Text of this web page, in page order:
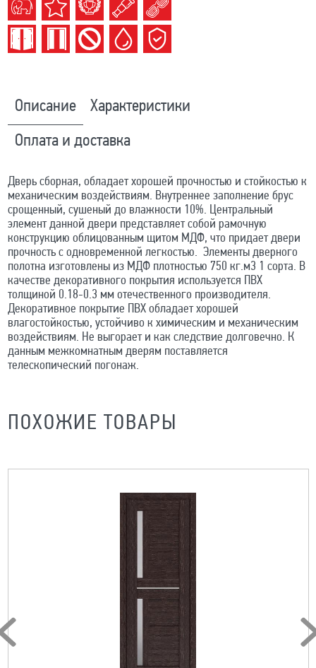
Описание Характеристики
Оплата и доставка
Дверь сборная, обладает хорошей прочностью и стойкостью к
механическим воздействиям. Внутреннее заполнение брус
срощенный, сушеный до влажности 10%. Центральный
элемент данной двери представляет собой рамочную
конструкцию облицованным щитом МДФ, что придает двери
прочность с одновременной легкостью. Элементы дверного
полотна изготовлены из МДФ плотностью 750 кг.м3 1 сорта. В
качестве декоративного покрытия используется ПВХ
толщиной 0.18-0.3 мм отечественного производителя.
Декоративное покрытие ПВХ обладает хорошей
влагостойкостью, устойчиво к химическим и механическим
воздействиям. Не выгорает и как следствие долговечно. К
данным межкомнатным дверям поставляется
телескопический погонаж.
ПОХОЖИЕ ТОВАРЫ